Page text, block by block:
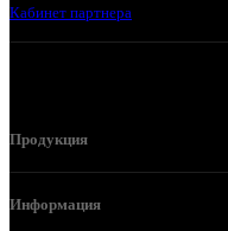
Кабинет партнера
Продукция
Информация